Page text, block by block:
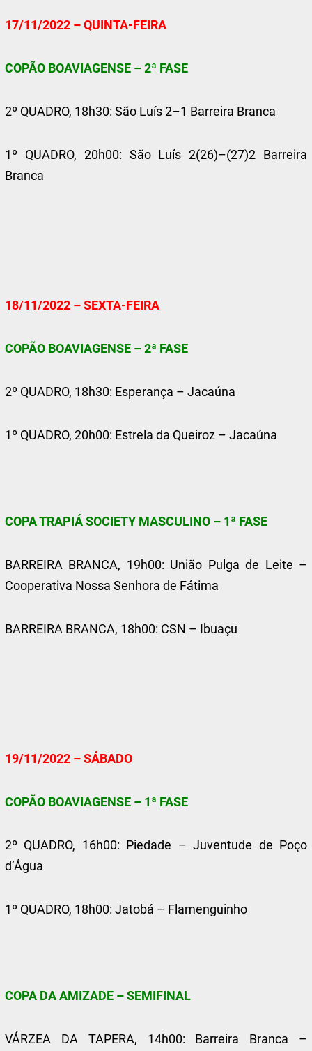
17/11/2022 – QUINTA-FEIRA
COPÃO BOAVIAGENSE – 2ª FASE
2º QUADRO, 18h30: São Luís 2–1 Barreira Branca
1º QUADRO, 20h00: São Luís 2(26)–(27)2 Barreira
Branca
18/11/2022 – SEXTA-FEIRA
COPÃO BOAVIAGENSE – 2ª FASE
2º QUADRO, 18h30: Esperança – Jacaúna
1º QUADRO, 20h00: Estrela da Queiroz – Jacaúna
COPA TRAPIÁ SOCIETY MASCULINO – 1ª FASE
BARREIRA BRANCA, 19h00: União Pulga de Leite –
Cooperativa Nossa Senhora de Fátima
BARREIRA BRANCA, 18h00: CSN – Ibuaçu
19/11/2022 – SÁBADO
COPÃO BOAVIAGENSE – 1ª FASE
2º QUADRO, 16h00: Piedade – Juventude de Poço
d’Água
1º QUADRO, 18h00: Jatobá – Flamenguinho
COPA DA AMIZADE – SEMIFINAL
VÁRZEA DA TAPERA, 14h00: Barreira Branca –